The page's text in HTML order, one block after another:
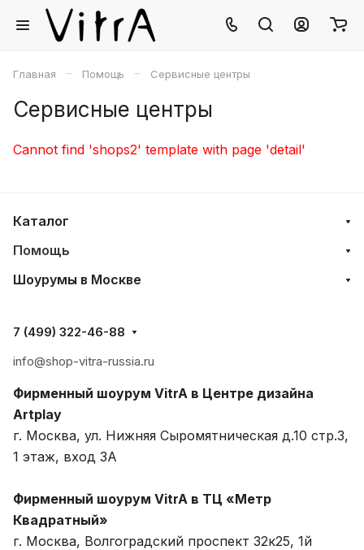
Главная – Помощь – Сервисные центры
Сервисные центры
Cannot find 'shops2' template with page 'detail'
Каталог
Помощь
Шоурумы в Москве
7 (499) 322-46-88
info@shop-vitra-russia.ru
Фирменный шоурум VitrA в Центре дизайна
Artplay
г. Москва, ул. Нижняя Сыромятническая д.10 стр.3,
1 этаж, вход 3A
Фирменный шоурум VitrA в ТЦ «Метр
Квадратный»
г. Москва, Волгоградский проспект 32к25, 1й